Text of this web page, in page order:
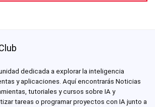
dedicada a explorar la inteligencia
y aplicaciones. Aquí encontrarás Noticias
tutoriales y cursos sobre IA y
tareas o programar proyectos con IA junto a